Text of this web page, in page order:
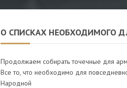
О СПИСКАХ НЕОБХОДИМОГО
Продолжаем собирать точечные для
Все то, что необходимо для
Народной